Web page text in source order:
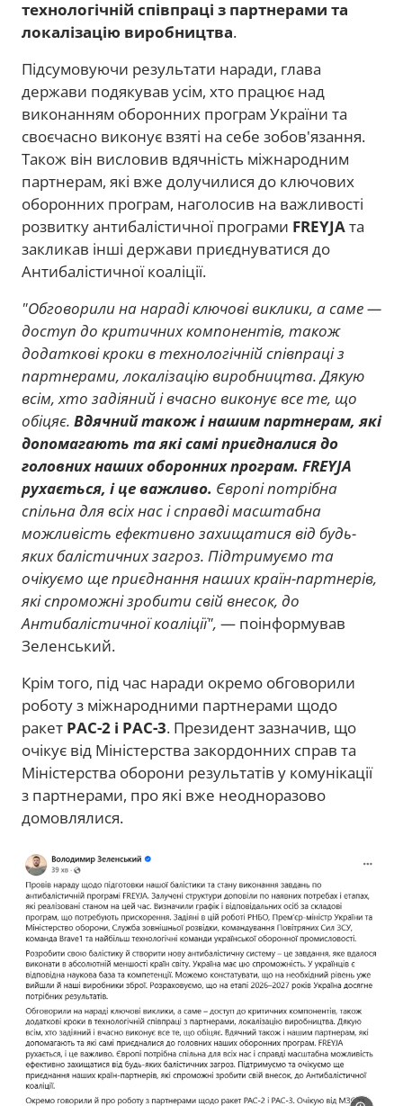
технологічній співпраці з партнерами та
локалізацію виробництва.
Підсумовуючи результати наради, глава
держави подякував усім, хто працює над
виконанням оборонних програм України та
своєчасно виконує взяті на себе зобов'язання.
Також він висловив вдячність міжнародним
партнерам, які вже долучилися до ключових
оборонних програм, наголосив на важливості
розвитку антибалістичної програми FREYJAта
закликав інші держави приєднуватися до
Антибалістичної коаліції.
"Обговорили на нараді ключові виклики, а саме —
доступ до критичних компонентів, також
додаткові кроки в технологічній співпраці з
партнерами, локалізацію виробництва. Дякую
всім, хто задіяний і вчасно виконує все те, що
обіцяє. Вдячний також і нашим партнерам, які
допомагають та які самі приєдналися до
головних наших оборонних програм. FREYJA
рухається, і це важливо. Європі потрібна
спільна для всіх нас і справді масштабна
можливість ефективно захищатися від будь-
яких балістичних загроз. Підтримуємо та
очікуємо ще приєднання наших країн-партнерів,
які спроможні зробити свій внесок, до
Антибалістичної коаліції", — поінформував
Зеленський.
Крім того, під час наради окремо обговорили
роботу з міжнародними партнерами щодо
ракет PAC-2 і PAC-3. Президент зазначив, що
очікує від Міністерства закордонних справ та
Міністерства оборони результатів у комунікації
з партнерами, про які вже неодноразово
домовлялися.